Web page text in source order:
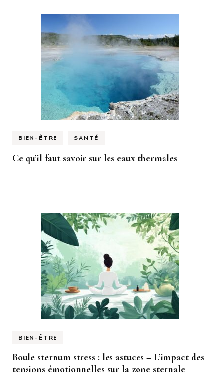
BIEN-ÊTRE SANTÉ
Ce qu’il faut savoir sur les eaux thermales
BIEN-ÊTRE
Boule sternum stress : les astuces – L’impact des
tensions émotionnelles sur la zone sternale